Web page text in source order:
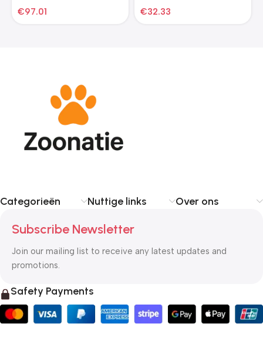
zilverkleurig
€97.01
€32.33
Categorieën Nuttige links Over ons
Subscribe Newsletter
Join our mailing list to receive any latest updates and
promotions.
Safety Payments